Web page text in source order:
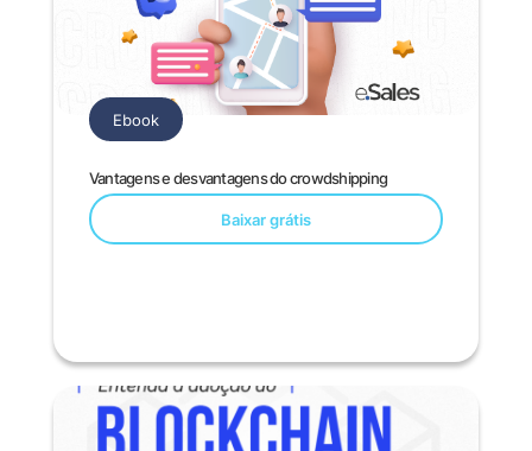
Vantagens e desvantagens do crowdshipping
Baixar grátis
Ebook